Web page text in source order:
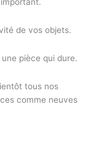
de vos objets.
pièce qui dure.
tous nos
comme neuves